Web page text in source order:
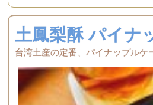
土鳳梨酥 パイナ
台湾土産の定番、パイナップルケ